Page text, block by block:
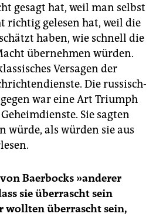
gesagt hat, weil man selbst
richtig gelesen hat, weil die
haben, wie schnell die
übernehmen würden.
Versagen der
Die russisch-
war eine Art Triumph
Sie sagten
würde, als würden sie aus
Baerbocks »anderer
sie überrascht sein
wollten überrascht sein,